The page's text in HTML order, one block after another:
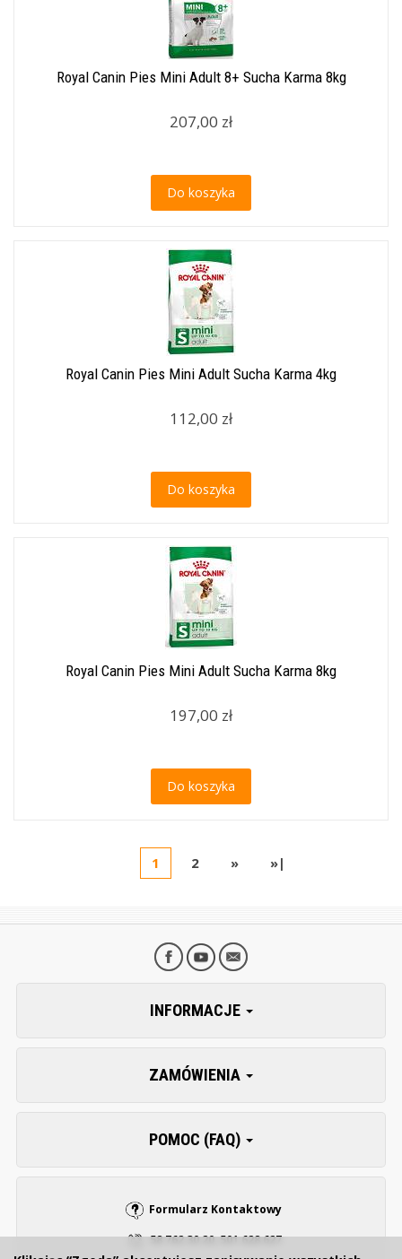
Royal Canin Pies Mini Adult 8+ Sucha Karma 8kg
207,00 zł
Do koszyka
Royal Canin Pies Mini Adult Sucha Karma 4kg
112,00 zł
Do koszyka
Royal Canin Pies Mini Adult Sucha Karma 8kg
197,00 zł
Do koszyka
1 2 » »|
INFORMACJE
ZAMÓWIENIA
POMOC (FAQ)
Formularz Kontaktowy
58 762 30 20, 501 628 627